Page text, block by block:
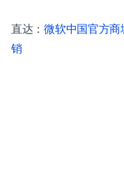
直达：微软中国官方
销